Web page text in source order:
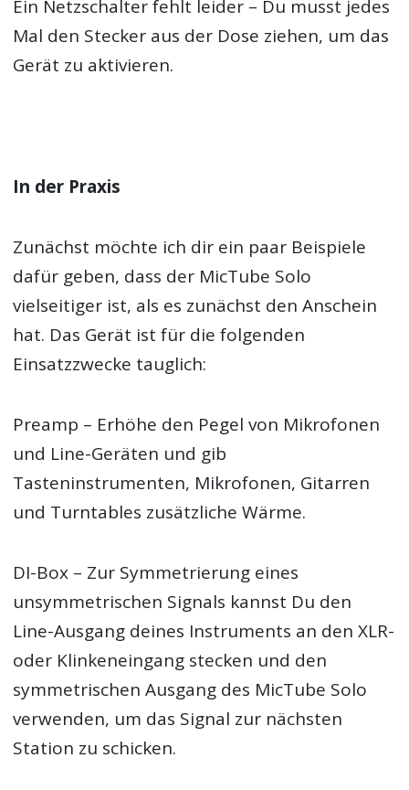
Ein Netzschalter fehlt leider – Du musst jedes
Mal den Stecker aus der Dose ziehen, um das
Gerät zu aktivieren.
In der Praxis
Zunächst möchte ich dir ein paar Beispiele
dafür geben, dass der MicTube Solo
vielseitiger ist, als es zunächst den Anschein
hat. Das Gerät ist für die folgenden
Einsatzzwecke tauglich:
Preamp – Erhöhe den Pegel von Mikrofonen
und Line-Geräten und gib
Tasteninstrumenten, Mikrofonen, Gitarren
und Turntables zusätzliche Wärme.
DI-Box – Zur Symmetrierung eines
unsymmetrischen Signals kannst Du den
Line-Ausgang deines Instruments an den XLR-
oder Klinkeneingang stecken und den
symmetrischen Ausgang des MicTube Solo
verwenden, um das Signal zur nächsten
Station zu schicken.